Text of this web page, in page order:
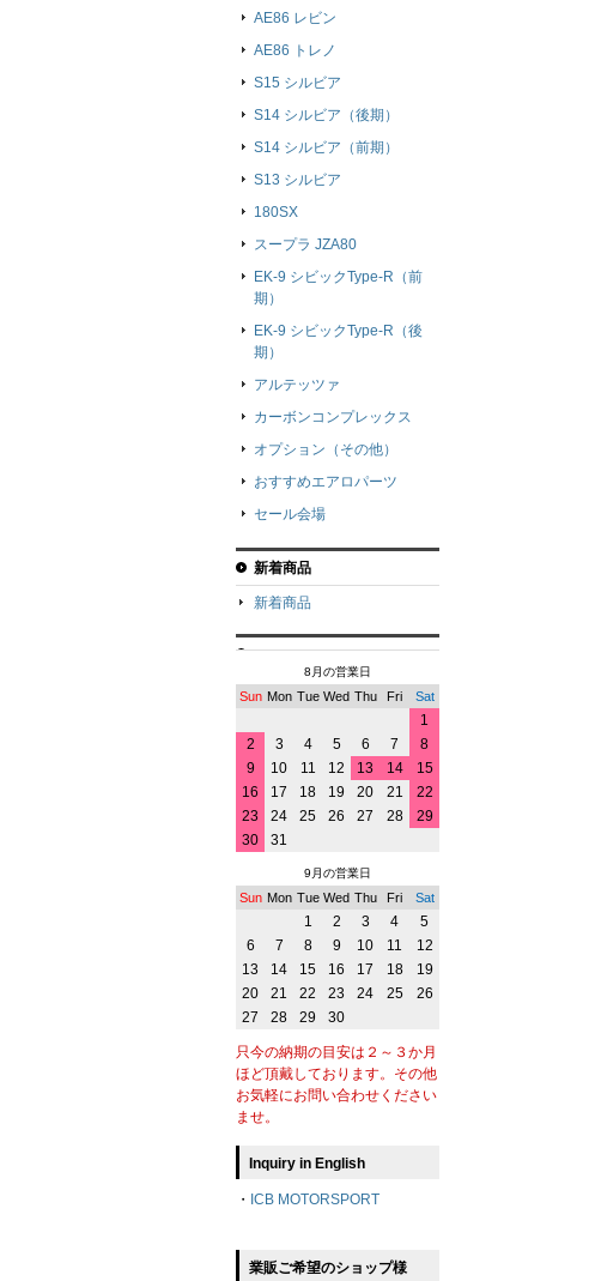
AE86 レビン
AE86 トレノ
S15 シルビア
S14 シルビア（後期）
S14 シルビア（前期）
S13 シルビア
180SX
スープラ JZA80
EK-9 シビックType-R（前
期）
EK-9 シビックType-R（後
期）
アルテッツァ
カーボンコンプレックス
オプション（その他）
おすすめエアロパーツ
セール会場
新着商品
新着商品
8月の営業日
Sun Mon Tue Wed Thu Fri Sat
1
2
3 4 5 6 7
8
9
10 11 12 13 14
15
16
17 18 19 20 21
22
23
24 25 26 27 28
29
30
31
9月の営業日
Sun Mon Tue Wed Thu Fri Sat
1 2 3 4
5
6
7 8 9 10 11
12
13
14 15 16 17 18
19
20
21 22 23 24 25
26
27
28 29 30
只今の納期の目安は２～３か月
ほど頂戴しております。その他
お気軽にお問い合わせください
ませ。
Inquiry in English
・ ICB MOTORSPORT
業販ご希望のショップ様